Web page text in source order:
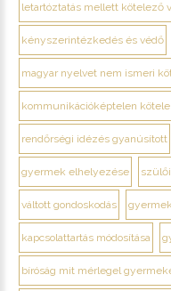
letartóztatás mellett kötelező
kényszerintézkedés és védő
magyar nyelvet nem ismeri
kommunikációképtelen
rendőrségi idézés gyanúsított
gyermek elhelyezése
váltott gondoskodás
kapcsolattartás módosítása
bíróság mit mérlegel